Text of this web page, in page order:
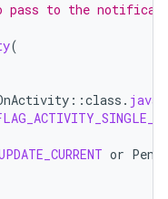
pass to the
(
::class . java
or